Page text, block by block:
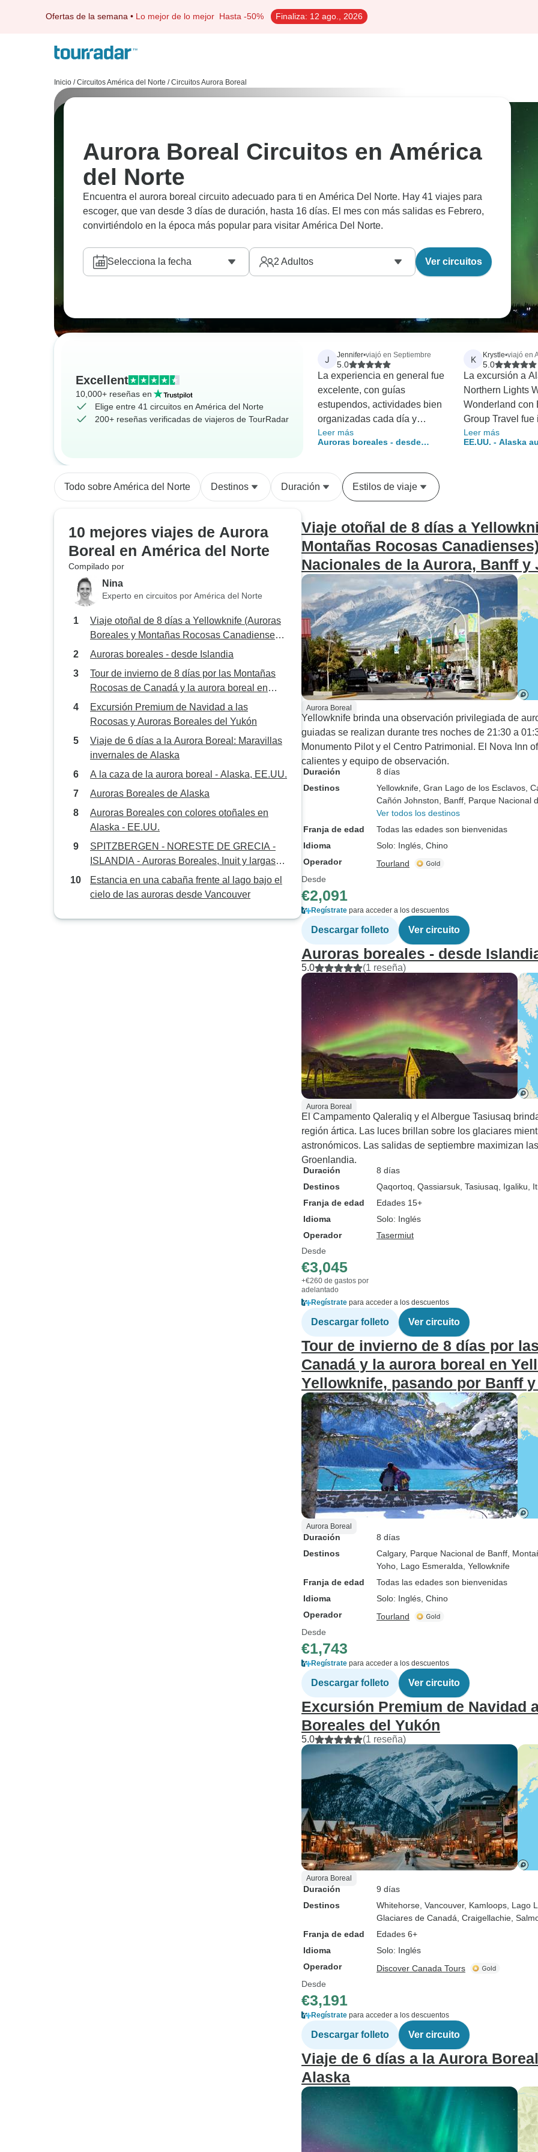
Ofertas de la semana • Lo mejor de lo mejor Hasta -50% Finaliza: 12 ago., 2026
Inicio / Circuitos América del Norte / Circuitos Aurora Boreal
Aurora Boreal Circuitos en América
del Norte
Encuentra el aurora boreal circuito adecuado para ti en América Del Norte. Hay 41 viajes para
escoger, que van desde 3 días de duración, hasta 16 días. El mes con más salidas es Febrero,
convirtiéndolo en la época más popular para visitar América Del Norte.
Selecciona la fecha 2 Adultos Ver circuitos
Excellent
10,000+ reseñas en
Elige entre 41 circuitos en América del Norte
200+ reseñas verificadas de viajeros de TourRadar
J Jennifer•viajó en Septiembre
5.0
La experiencia en general fue
excelente, con guías
estupendos, actividades bien
organizadas cada día y
viajeros divertidos con los
que estar.
Leer más
Auroras boreales - desde
K Krystle•viajó en
5.0
La excursión a
Northern Lights
Wonderland con
Group Travel fue
Himanshu fue
turístico
que estaba
experiencia.
posible para que
viaje fuera
recomendable.
Leer más
EE.UU. - Alaska
Todo sobre América del Norte Destinos Duración Estilos de viaje
10 mejores viajes de Aurora
Boreal en América del Norte
Compilado por
Nina
Experto en circuitos por América del Norte
Viaje otoñal de 8 días a Yellowknife (Auroras
Boreales y Montañas Rocosas Canadienses)
| Explora los Parques Nacionales de la
Auroras boreales - desde Islandia
Tour de invierno de 8 días por las Montañas
Rocosas de Canadá y la aurora boreal en
Yellowknife | De Calgary a Yellowknife,
pasando por Banff y Lake Louise
Excursión Premium de Navidad a las
Rocosas y Auroras Boreales del Yukón
Viaje de 6 días a la Aurora Boreal: Maravillas
invernales de Alaska
A la caza de la aurora boreal - Alaska, EE.UU.
Auroras Boreales de Alaska
Auroras Boreales con colores otoñales en
Alaska - EE.UU.
SPITZBERGEN - NORESTE DE GRECIA -
ISLANDIA - Auroras Boreales, Inuit y largas
caminatas
Estancia en una cabaña frente al lago bajo el
cielo de las auroras desde Vancouver
Viaje otoñal de 8 días a
Montañas Rocosas
Nacionales de la Aurora, Banff y
Aurora Boreal
Yellowknife brinda una observación privilegiada de
guiadas se realizan durante tres noches de 21:30 a
Monumento Pilot y el Centro Patrimonial. El Nova Inn
calientes y equipo de observación.
Duración
8 días
Destinos
Yellowknife , Gran Lago de los Esclavos ,
Cañón Johnston , Banff , Parque Nacional
Ver todos los destinos
Franja de edad
Todas las edades son bienvenidas
Idioma
Solo: Inglés, Chino
Operador
Tourland
Desde
€2,091
Regístrate para acceder a los descuentos
Descargar folleto Ver circuito
Auroras boreales - desde
5.0 (1 reseña)
Aurora Boreal
El Campamento Qaleraliq y el Albergue Tasiusaq
región ártica. Las luces brillan sobre los glaciares
astronómicos. Las salidas de septiembre maximizan
Groenlandia.
Duración
8 días
Destinos
Qaqortoq , Qassiarsuk , Tasiusaq , Igaliku ,
Franja de edad
Edades 15+
Idioma
Solo: Inglés
Operador
Tasermiut
Desde
€3,045
+€260 de gastos por
adelantado
Regístrate para acceder a los descuentos
Descargar folleto Ver circuito
Tour de invierno de 8 días por
Canadá y la aurora boreal en
Yellowknife, pasando por Banff
Aurora Boreal
Duración
8 días
Destinos
Calgary, Parque Nacional de Banff ,
Yoho , Lago Esmeralda , Yellowknife
Franja de edad
Todas las edades son bienvenidas
Idioma
Solo: Inglés, Chino
Operador
Tourland
Desde
€1,743
Regístrate para acceder a los descuentos
Descargar folleto Ver circuito
Excursión Premium de Navidad
Boreales del Yukón
5.0 (1 reseña)
Aurora Boreal
Duración
9 días
Destinos
Whitehorse , Vancouver, Kamloops , Lago
Glaciares de Canadá , Craigellachie ,
Franja de edad
Edades 6+
Idioma
Solo: Inglés
Operador
Discover Canada Tours
Desde
€3,191
Regístrate para acceder a los descuentos
Descargar folleto Ver circuito
Viaje de 6 días a la Aurora
Alaska